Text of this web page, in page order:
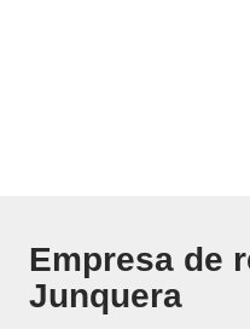
Empresa de
Junquera